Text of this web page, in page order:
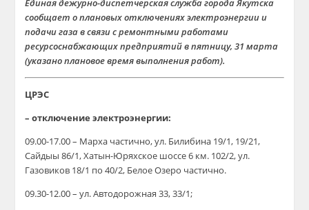
Единая дежурно-диспетчерская служба города Якутска
сообщает о плановых отключениях электроэнергии и
подачи газа в связи с ремонтными работами
ресурсоснабжающих предприятий в пятницу, 31 марта
(указано плановое время выполнения работ).
ЦРЭС
– отключение электроэнергии:
09.00-17.00 – Марха частично, ул. Билибина 19/1, 19/21,
Сайдыы 86/1, Хатын-Юряхское шоссе 6 км. 102/2, ул.
Газовиков 18/1 по 40/2, Белое Озеро частично.
09.30-12.00 – ул. Автодорожная 33, 33/1;